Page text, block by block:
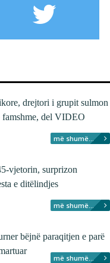
drejtori i grupit sulmon
famshme, del VIDEO
më shumë...
vjetorin, surprizon
e ditëlindjes
më shumë...
bëjnë paraqitjen e parë
më shumë...